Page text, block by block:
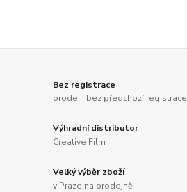
Bez registrace
prodej i bez předchozí registrace
Výhradní distributor
Creative Film
Velký výběr zboží
v Praze na prodejně